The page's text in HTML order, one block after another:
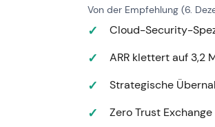
Skalierungsbelegen und
Neubesetzungen-
Innovationen (8. Nov.);
Ernennung von Mike
Von der Empfehlung (6.
Cloud-Security-
ARR klettert auf 3,2
Strategische
Zero Trust